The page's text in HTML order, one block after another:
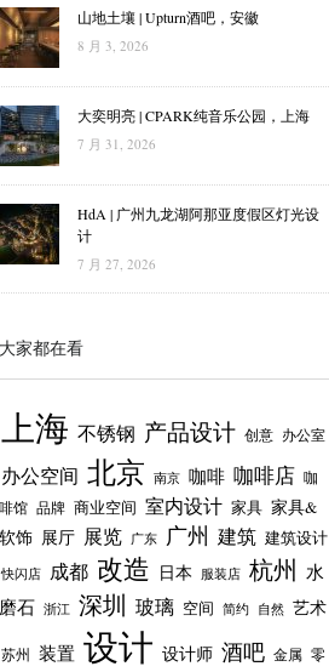
山地土壤 | Upturn酒吧，安徽
8 月 3, 2026
大奕明亮 | CPARK纯音乐公园，上海
7 月 31, 2026
HdA | 广州九龙湖阿那亚度假区灯光设
计
7 月 27, 2026
家都在看
上海 不锈钢 产品设计 创意 办公室
办公空间 北京 南京 咖啡 咖啡店 咖
馆 品牌 商业空间 室内设计 家具 家具&
饰 展厅 展览 广东 广州 建筑 建筑设计
快闪店 成都 改造 日本 服装店 杭州 水
石 浙江 深圳 玻璃 空间 简约 自然 艺术
苏州 装置 设计 设计师 酒吧 金属 零